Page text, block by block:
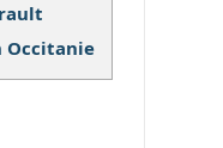
Occitanie